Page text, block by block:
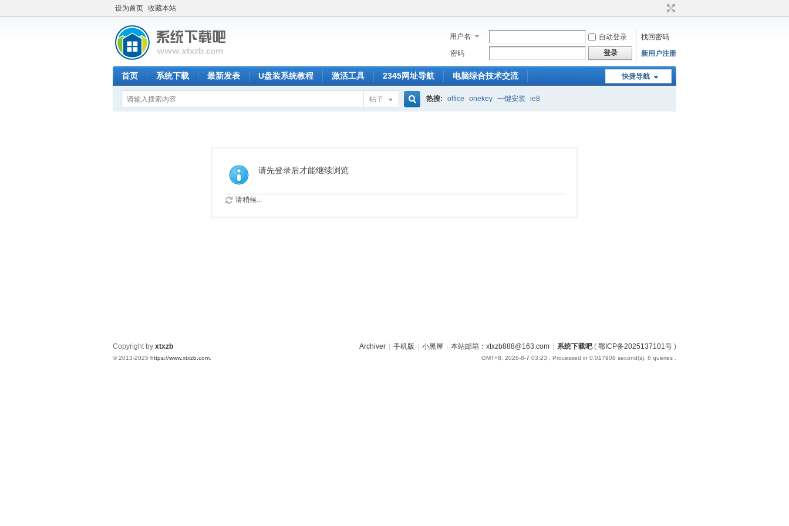
设为首页 收藏本站
用户名 自动登录
找回密码
密码
登录 新用户注册
快捷导航
首页 系统下载 最新发表 U盘装系统教程 激活工具 2345网址导航 电脑综合技术交流
帖子 热搜: office onekey 一键安装 ie8
请先登录后才能继续浏览
请稍候...
Archiver 手机版 小黑屋 本站邮箱：xtxzb888@163.com 系统下载吧( 鄂ICP备2025137101号 )
GMT+8, 2026-8-7 03:23 , Processed in 0.017908 second(s), 6 queries .
Copyright by xtxzb
© 2013-2025 https://www.xtxzb.com